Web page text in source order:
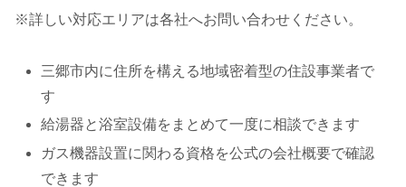
※詳しい対応エリアは各社へお問い合わせください。
三郷市内に住所を構える地域密着型の住設事業者で
す
給湯器と浴室設備をまとめて一度に相談できます
ガス機器設置に関わる資格を公式の会社概要で確認
できます